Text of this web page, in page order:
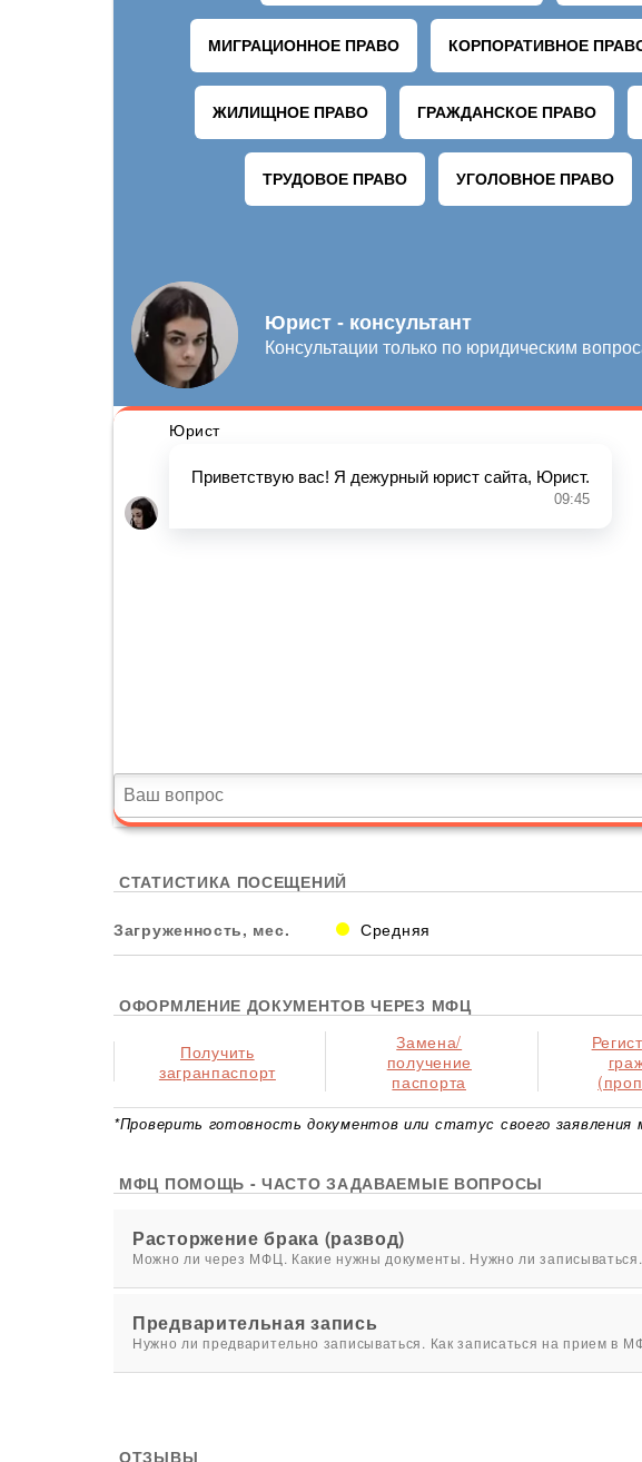
СТАТИСТИКА ПОСЕЩЕНИЙ
Загруженность, мес. Средняя
ОФОРМЛЕНИЕ ДОКУМЕНТОВ ЧЕРЕЗ МФЦ
Получить
загранпаспорт
Замена/
получение
паспорта
*Проверить готовность документов или статус своего
МФЦ ПОМОЩЬ - ЧАСТО ЗАДАВАЕМЫЕ ВОПРОСЫ
Расторжение брака (развод)
Можно ли через МФЦ. Какие нужны документы. Нужно ли
Предварительная запись
Нужно ли предварительно записываться. Как записаться на прием в
ОТЗЫВЫ